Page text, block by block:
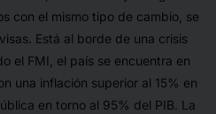
con el mismo tipo de cambio, se
Está al borde de una crisis
el FMI, el país se encuentra en
una inflación superior al 15% en
en torno al 95% del PIB. La